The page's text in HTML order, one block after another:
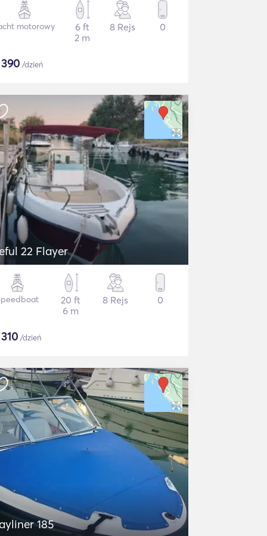
motorowy
6 ft
2 m
8 Rejs 0
390 /dzień
22 Flayer
20 ft
6 m
8 Rejs 0
310 /dzień
185